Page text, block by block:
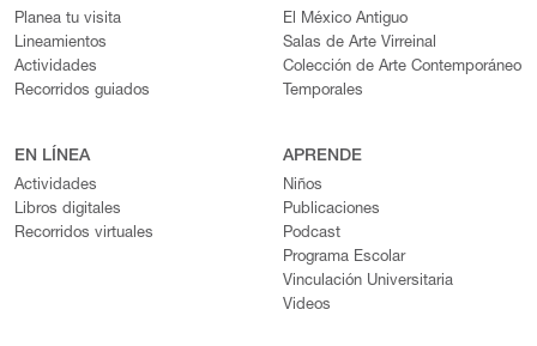
Planea tu visita
Lineamientos
Actividades
Recorridos guiados
El México Antiguo
Salas de Arte Virreinal
Colección de Arte Contemporáneo
Temporales
EN LÍNEA
Actividades
Libros digitales
Recorridos virtuales
APRENDE
Niños
Publicaciones
Podcast
Programa Escolar
Vinculación Universitaria
Videos